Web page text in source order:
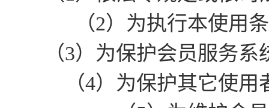
（2）为执行本使用
（3）为保护会员服务
（4）为保护其它使